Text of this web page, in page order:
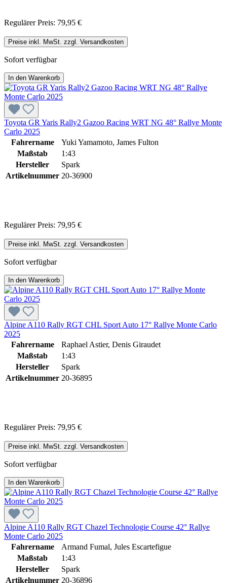
Regulärer Preis: 79,95 €
Preise inkl. MwSt. zzgl. Versandkosten
Sofort verfügbar
In den Warenkorb
Toyota GR Yaris Rally2 Gazoo Racing WRT NG 48° Rallye Monte
Carlo 2025
Fahrername
Yuki Yamamoto, James Fulton
Maßstab
1:43
Hersteller
Spark
Artikelnummer 20-36900
Regulärer Preis: 79,95 €
Preise inkl. MwSt. zzgl. Versandkosten
Sofort verfügbar
In den Warenkorb
Alpine A110 Rally RGT CHL Sport Auto 17° Rallye Monte Carlo
2025
Fahrername
Raphael Astier, Denis Giraudet
Maßstab
1:43
Hersteller
Spark
Artikelnummer 20-36895
Regulärer Preis: 79,95 €
Preise inkl. MwSt. zzgl. Versandkosten
Sofort verfügbar
In den Warenkorb
Alpine A110 Rally RGT Chazel Technologie Course 42° Rallye
Monte Carlo 2025
Fahrername
Armand Fumal, Jules Escartefigue
Maßstab
1:43
Hersteller
Spark
Artikelnummer 20-36896